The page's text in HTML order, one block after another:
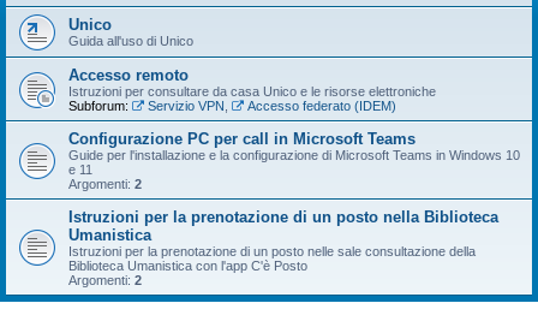
Unico
Guida all'uso di Unico
Accesso remoto
Istruzioni per consultare da casa Unico e le risorse elettroniche
Subforum:
Servizio VPN Accesso federato (IDEM)
Configurazione PC per call in Microsoft Teams
Guide per l'installazione e la configurazione di Microsoft Teams in Windows 10
e 11
Argomenti: 2
Istruzioni per la prenotazione di un posto nella Biblioteca
Umanistica
Istruzioni per la prenotazione di un posto nelle sale consultazione della
Biblioteca Umanistica con l'app C'è Posto
Argomenti: 2